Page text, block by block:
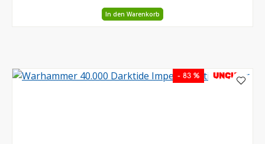
In den Warenkorb
- 83 % UNCUT